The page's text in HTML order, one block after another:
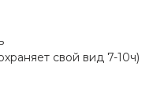
свой вид 7-10ч)